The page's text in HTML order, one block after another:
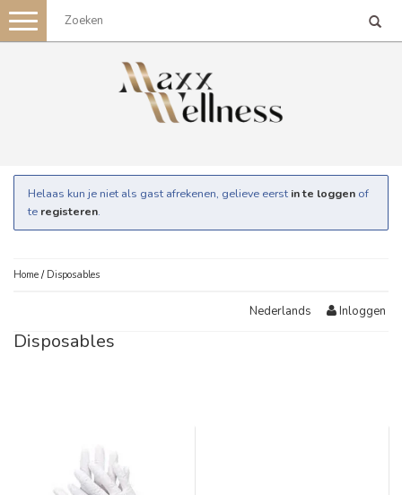
Toggle
navigation
Helaas kun je niet als gast afrekenen, gelieve eerst in te loggen of
te registeren.
Home / Disposables
Nederlands Inloggen
Disposables